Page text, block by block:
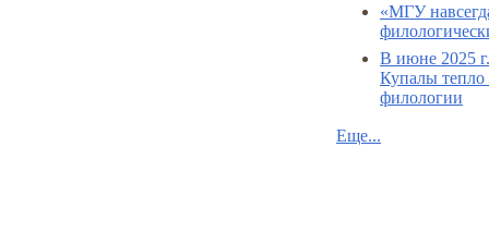
«МГУ
В июне 2025
Купалы тепло
филологии
Еще...